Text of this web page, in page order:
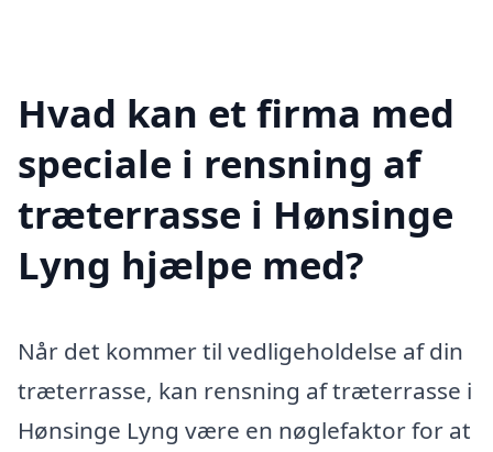
Hvad kan et firma med
speciale i rensning af
træterrasse i Hønsinge
Lyng hjælpe med?
Når det kommer til vedligeholdelse af din
træterrasse, kan rensning af træterrasse i
Hønsinge Lyng være en nøglefaktor for at